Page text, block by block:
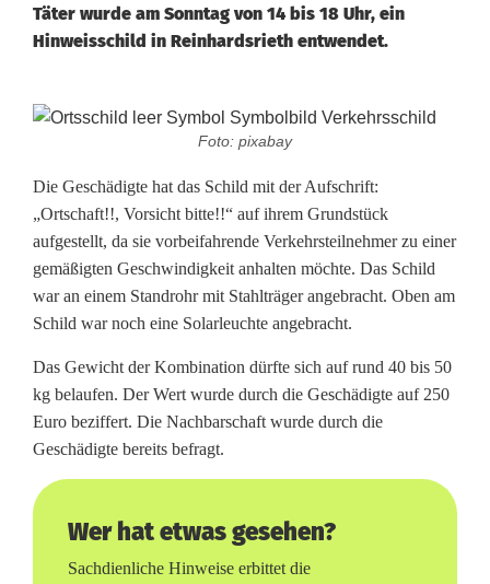
Täter wurde am Sonntag von 14 bis 18 Uhr, ein
Hinweisschild in Reinhardsrieth entwendet.
H
n
w
e
i
s
s
c
h
Foto: pixabay
Die Geschädigte hat das Schild mit der Aufschrift:
„Ortschaft!!, Vorsicht bitte!!“ auf ihrem Grundstück
aufgestellt, da sie vorbeifahrende Verkehrsteilnehmer zu einer
gemäßigten Geschwindigkeit anhalten möchte. Das Schild
war an einem Standrohr mit Stahlträger angebracht. Oben am
Schild war noch eine Solarleuchte angebracht.
Das Gewicht der Kombination dürfte sich auf rund 40 bis 50
kg belaufen. Der Wert wurde durch die Geschädigte auf 250
Euro beziffert. Die Nachbarschaft wurde durch die
Geschädigte bereits befragt.
Wer hat etwas gesehen?
Sachdienliche Hinweise erbittet die